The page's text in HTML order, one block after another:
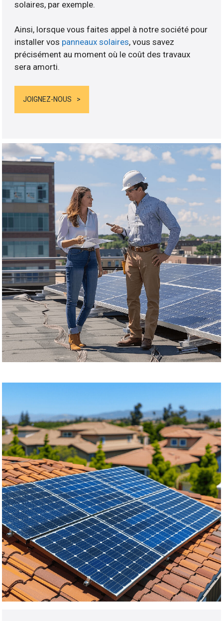
solaires, par exemple.
Ainsi, lorsque vous faites appel à notre société pour
installer vos panneaux solaires, vous savez
précisément au moment où le coût des travaux
sera amorti.
JOIGNEZ-NOUS